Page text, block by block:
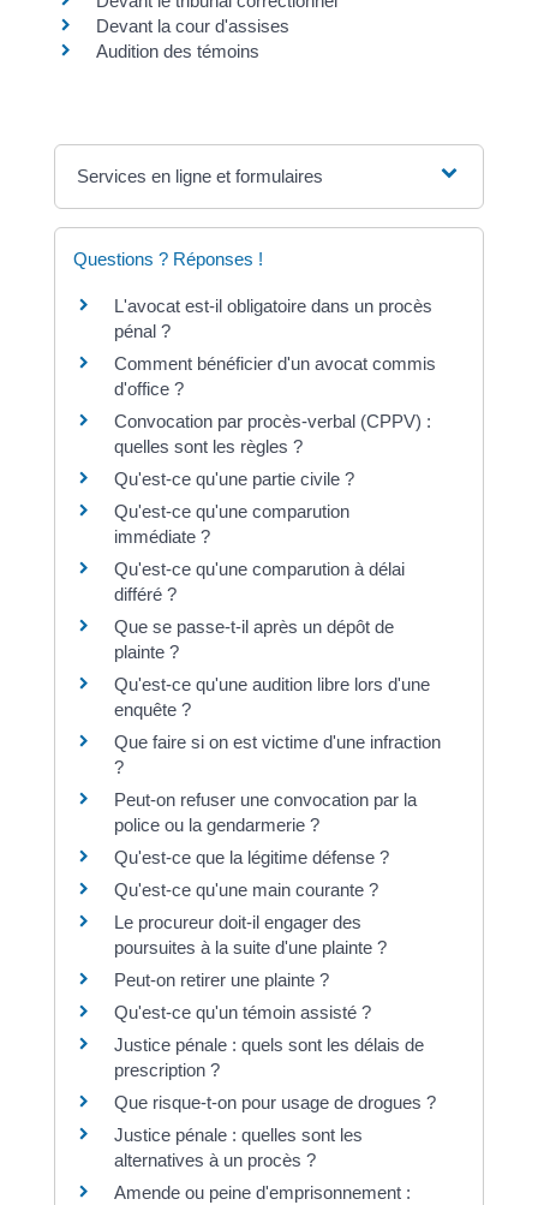
Devant la cour d'assises
Audition des témoins
Services en ligne et formulaires
Questions ? Réponses !
L'avocat est-il obligatoire dans un procès
pénal ?
Comment bénéficier d'un avocat commis
d'office ?
Convocation par procès-verbal (CPPV) :
quelles sont les règles ?
Qu'est-ce qu'une partie civile ?
Qu'est-ce qu'une comparution
immédiate ?
Qu'est-ce qu'une comparution à délai
différé ?
Que se passe-t-il après un dépôt de
plainte ?
Qu'est-ce qu'une audition libre lors d'une
enquête ?
Que faire si on est victime d'une infraction
?
Peut-on refuser une convocation par la
police ou la gendarmerie ?
Qu'est-ce que la légitime défense ?
Qu'est-ce qu'une main courante ?
Le procureur doit-il engager des
poursuites à la suite d'une plainte ?
Peut-on retirer une plainte ?
Qu'est-ce qu'un témoin assisté ?
Justice pénale : quels sont les délais de
prescription ?
Que risque-t-on pour usage de drogues ?
Justice pénale : quelles sont les
alternatives à un procès ?
Amende ou peine d'emprisonnement :